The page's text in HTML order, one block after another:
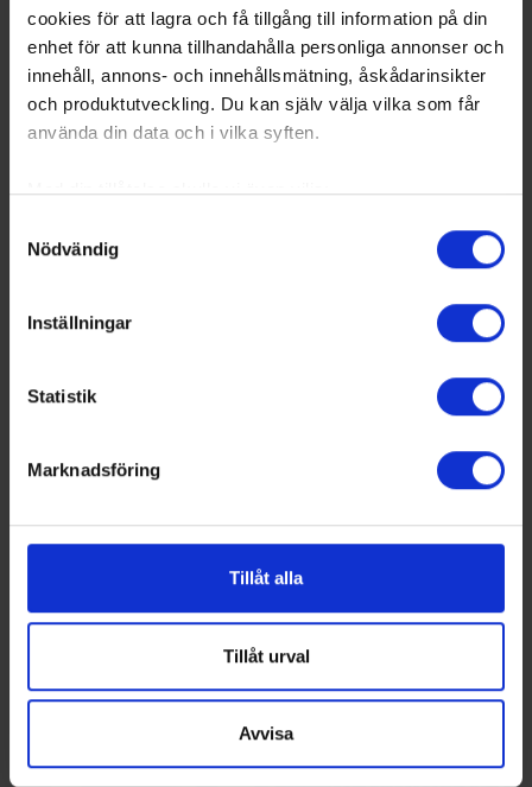
cookies för att lagra och få tillgång till information på din
enhet för att kunna tillhandahålla personliga annonser och
innehåll, annons- och innehållsmätning, åskådarinsikter
och produktutveckling. Du kan själv välja vilka som får
använda din data och i vilka syften.
Med din tillåtelse skulle vi även vilja:
som kan ha en noggrannhet på upp till flera meter
Ta reda på mer om hur dina personliga uppgifter
Du kan ändra eller dra tillbaka ditt samtycke när som
Vi använder enhetsidentifierare för att anpassa innehållet
för sociala medier och analysera vår trafik. Vi
vidarebefordrar även sådana identifierare och annan
annons- och analysföretag som vi samarbetar med.
Dessa kan i sin tur kombinera informationen med annan
samlat in när du har använt deras tjänster.
Nödvändig
Inställningar
Statistik
Marknadsföring
Tillåt alla
Tillåt urval
Avvisa